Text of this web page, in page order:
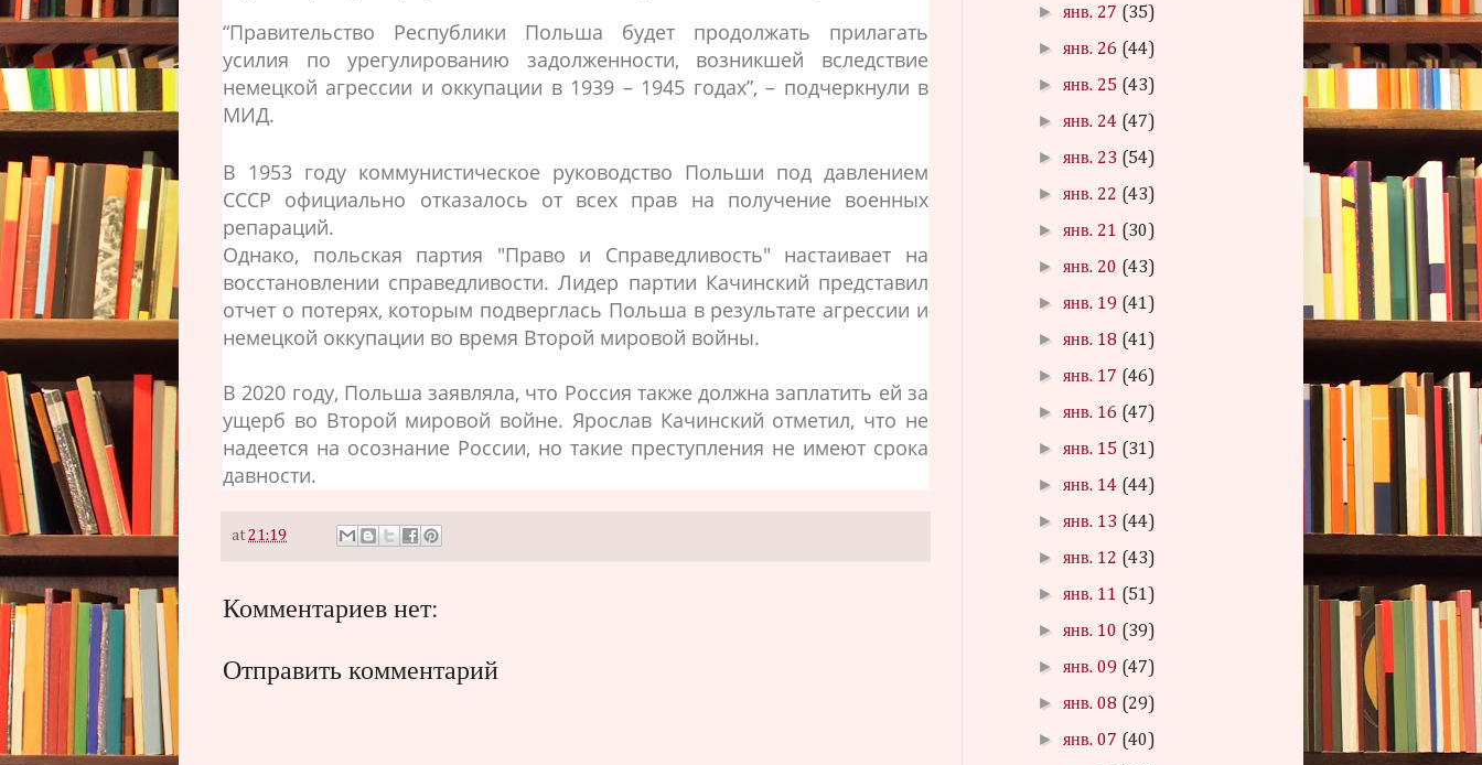
“Правительство Республики Польша будет продолжать прилагать
усилия по урегулированию задолженности, возникшей вследствие
немецкой агрессии и оккупации в 1939 – 1945 годах”, – подчеркнули в
МИД.
В 1953 году коммунистическое руководство Польши под давлением
СССР официально отказалось от всех прав на получение военных
репараций.
Однако, польская партия "Право и Справедливость" настаивает на
восстановлении справедливости. Лидер партии Качинский представил
отчет о потерях, которым подверглась Польша в результате агрессии и
немецкой оккупации во время Второй мировой войны.
В 2020 году, Польша заявляла, что Россия также должна заплатить ей за
ущерб во Второй мировой войне. Ярослав Качинский отметил, что не
надеется на осознание России, но такие преступления не имеют срока
давности.
at21:19
Комментариев нет:
Отправить комментарий
►янв. 27 (35)
►янв. 26 (44)
►янв. 25 (43)
►янв. 24 (47)
►янв. 23 (54)
►янв. 22 (43)
►янв. 21 (30)
►янв. 20 (43)
►янв. 19 (41)
►янв. 18 (41)
►янв. 17 (46)
►янв. 16 (47)
►янв. 15 (31)
►янв. 14 (44)
►янв. 13 (44)
►янв. 12 (43)
►янв. 11 (51)
►янв. 10 (39)
►янв. 09 (47)
►янв. 08 (29)
►янв. 07 (40)